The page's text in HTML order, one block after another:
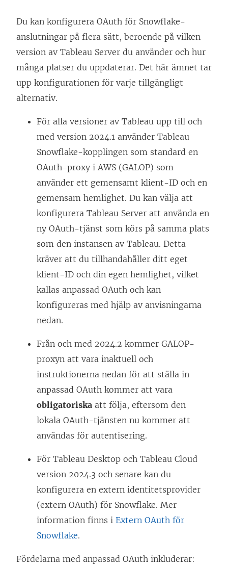
Du kan konfigurera OAuth för Snowflake-
anslutningar på flera sätt, beroende på vilken
version av Tableau Server du använder och hur
många platser du uppdaterar. Det här ämnet tar
upp konfigurationen för varje tillgängligt
alternativ.
För alla versioner av Tableau upp till och
med version 2024.1 använder Tableau
Snowflake-kopplingen som standard en
OAuth-proxy i AWS (GALOP) som
använder ett gemensamt klient-ID och en
gemensam hemlighet. Du kan välja att
konfigurera Tableau Server att använda en
ny OAuth-tjänst som körs på samma plats
som den instansen av Tableau. Detta
kräver att du tillhandahåller ditt eget
klient-ID och din egen hemlighet, vilket
kallas anpassad OAuth och kan
konfigureras med hjälp av anvisningarna
nedan.
Från och med 2024.2 kommer GALOP-
proxyn att vara inaktuell och
instruktionerna nedan för att ställa in
anpassad OAuth kommer att vara
obligatoriska att följa, eftersom den
lokala OAuth-tjänsten nu kommer att
användas för autentisering.
För Tableau Desktop och Tableau Cloud
version 2024.3 och senare kan du
konfigurera en extern identitetsprovider
(extern OAuth) för Snowflake. Mer
information finns i Extern OAuth för
Snowflake.
Fördelarna med anpassad OAuth inkluderar: